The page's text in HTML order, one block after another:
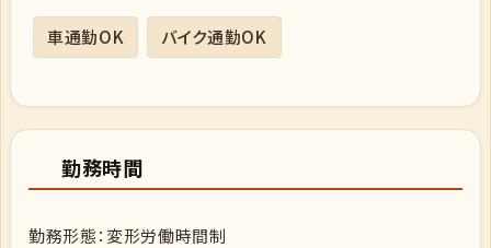
車通勤OK バイク通勤OK
勤務時間
勤務形態：変形労働時間制